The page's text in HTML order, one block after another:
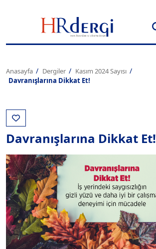
Anasayfa Dergiler
Kasım 2024 Sayısı
Davranışlarına Dikkat Et!
Davranışlarına Dikkat Et!